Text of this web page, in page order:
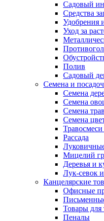
Садовый
Средства
Удобрения
Уход за
Полив
Садовый
Семена и
Семена
Семена
Семена
Семена
Рассада
Мицелий
Деревья и
Лук-севок
Канцелярские
Офисные
Товары для
Пеналы